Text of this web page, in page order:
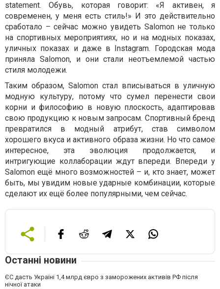
statement. Обувь, которая говорит: «Я активен, я
современен, у меня есть стиль!» И это действительно
сработало – сейчас можно увидеть Salomon не только
на спортивных мероприятиях, но и на модных показах,
уличных показах и даже в Instagram. Городская мода
приняла Salomon, и они стали неотъемлемой частью
стиля молодежи.
Таким образом, Salomon стал вписываться в уличную
модную культуру, потому что сумел перенести свои
корни и философию в новую плоскость, адаптировав
свою продукцию к новым запросам. Спортивный бренд
превратился в модный атрибут, став символом
хорошего вкуса и активного образа жизни. Но что самое
интересное, эта эволюция продолжается, и
интригующие коллаборации ждут впереди. Впереди у
Salomon ещё много возможностей – и, кто знает, может
быть, мы увидим новые ударные комбинации, которые
сделают их ещё более популярными, чем сейчас.
Останні новини
ЄС дасть Україні 1,4 млрд євро з заморожених активів РФ після
нічної атаки